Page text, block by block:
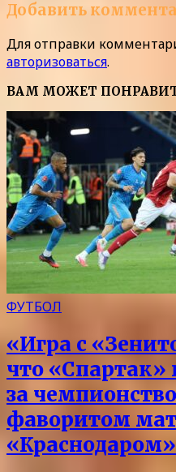
Добавить
Для отправки
авторизоваться.
ВАМ МОЖЕТ
ФУТБОЛ
«Игра с
что «Спартак»
за
фаворитом